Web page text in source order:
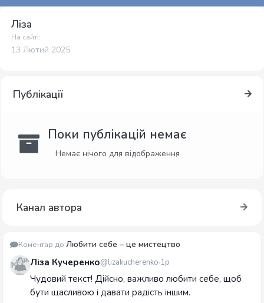
Ліза
На сайті:
13 Лютий 2025
Канал автора
Коментар до:Любити себе – це мистецтво
Ліза Кучеренко@lizakucherenko 1р
Чудовий текст! Дійсно, важливо любити себе, щоб
бути щасливою і давати радість іншим.
Публікації
Поки публікацій немає
Немає нічого для відображення